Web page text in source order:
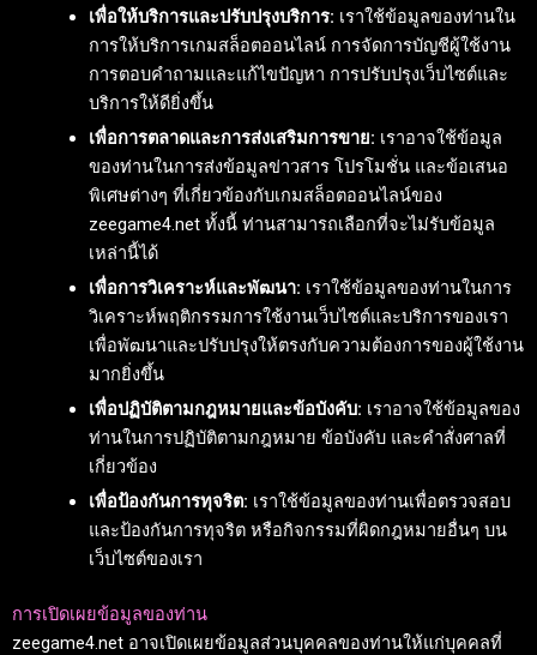
เพื่อให้บริการและปรับปรุงบริการ: เราใช้ข้อมูลของท่านใน
การให้บริการเกมสล็อตออนไลน์ การจัดการบัญชีผู้ใช้งาน
การตอบคำถามและแก้ไขปัญหา การปรับปรุงเว็บไซต์และ
บริการให้ดียิ่งขึ้น
เพื่อการตลาดและการส่งเสริมการขาย: เราอาจใช้ข้อมูล
ของท่านในการส่งข้อมูลข่าวสาร โปรโมชั่น และข้อเสนอ
พิเศษต่างๆ ที่เกี่ยวข้องกับเกมสล็อตออนไลน์ของ
zeegame4.net ทั้งนี้ ท่านสามารถเลือกที่จะไม่รับข้อมูล
เหล่านี้ได้
เพื่อการวิเคราะห์และพัฒนา: เราใช้ข้อมูลของท่านในการ
วิเคราะห์พฤติกรรมการใช้งานเว็บไซต์และบริการของเรา
เพื่อพัฒนาและปรับปรุงให้ตรงกับความต้องการของผู้ใช้งาน
มากยิ่งขึ้น
เพื่อปฏิบัติตามกฎหมายและข้อบังคับ: เราอาจใช้ข้อมูลของ
ท่านในการปฏิบัติตามกฎหมาย ข้อบังคับ และคำสั่งศาลที่
เกี่ยวข้อง
เพื่อป้องกันการทุจริต: เราใช้ข้อมูลของท่านเพื่อตรวจสอบ
และป้องกันการทุจริต หรือกิจกรรมที่ผิดกฎหมายอื่นๆ บน
เว็บไซต์ของเรา
การเปิดเผยข้อมูลของท่าน
zeegame4.net อาจเปิดเผยข้อมูลส่วนบุคคลของท่านให้แก่บุคคลที่